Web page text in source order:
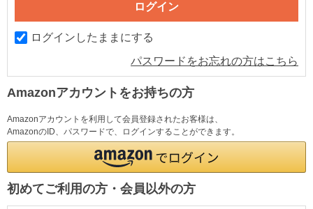
ログインしたままにする
パスワードをお忘れの方はこちら
Amazonアカウントをお持ちの方
Amazonアカウントを利用して会員登録されたお客様は、
AmazonのID、パスワードで、ログインすることができます。
初めてご利用の方・会員以外の方